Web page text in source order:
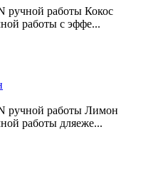
работы Кокос
работы с эффе...
работы Лимон
работы дляеже...